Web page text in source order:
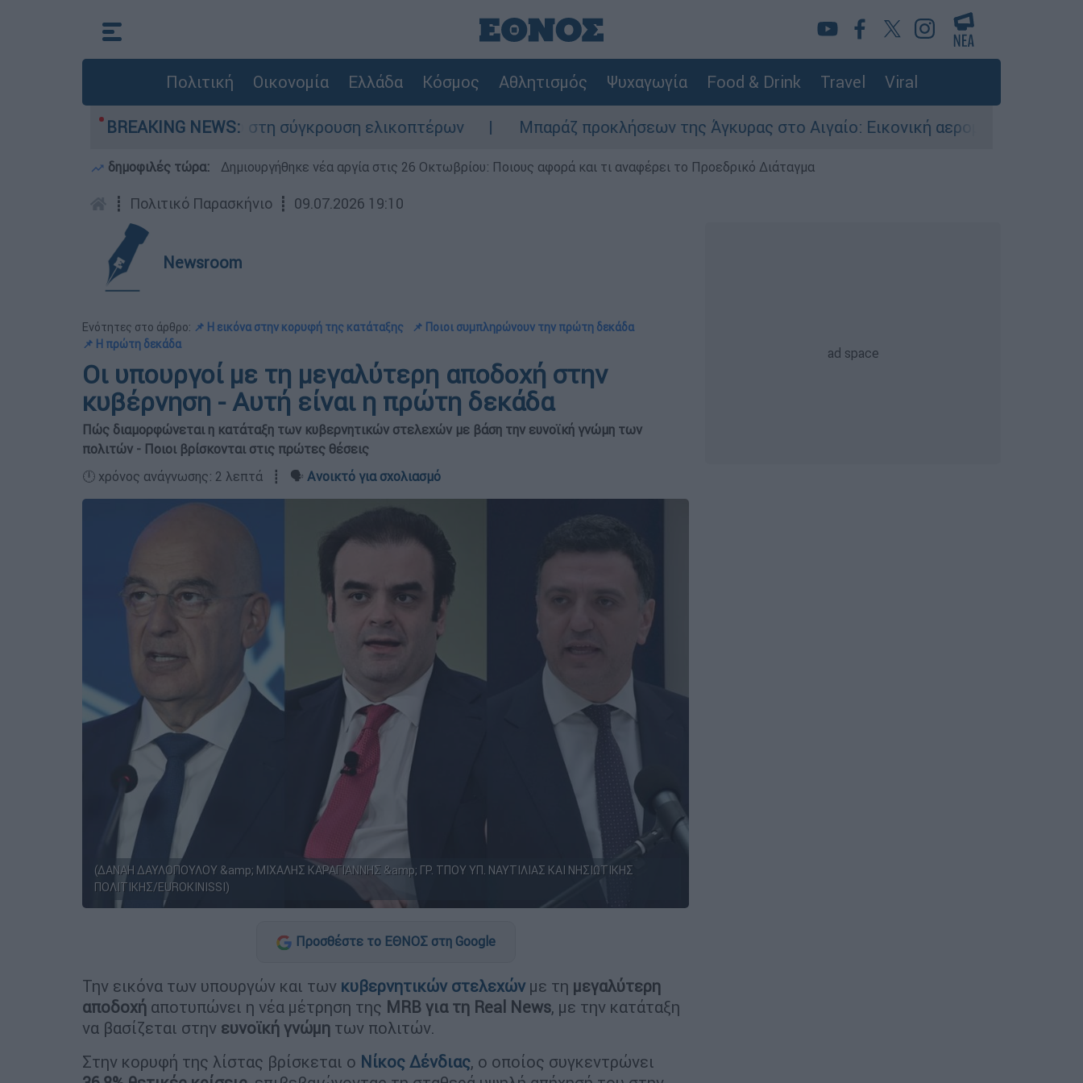
Πολιτική Οικονομία Ελλάδα Κόσμος Αθλητισμός Ψυχαγωγία Food & Drink Travel Viral
BREAKING NEWS:
έχασε τη ζωή του στη σύγκρουση ελικοπτέρων Μπαράζ προκλήσεων της Άγκυρας στο Αιγαίο: Εικονική αερομαχία ανάμεσα σε ελληνικά
δημοφιλές τώρα: Δημιουργήθηκε νέα αργία στις 26 Οκτωβρίου: Ποιους αφορά και τι αναφέρει το Προεδρικό Διάταγμα
┋ Πολιτικό Παρασκήνιο ┋ 09.07.2026 19:10
Newsroom
Ενότητες στο άρθρο: 📌 Η εικόνα στην κορυφή της κατάταξης
📌 Ποιοι συμπληρώνουν την πρώτη δεκάδα
📌 Η πρώτη δεκάδα
Οι υπουργοί με τη μεγαλύτερη αποδοχή στην
κυβέρνηση - Αυτή είναι η πρώτη δεκάδα
Πώς διαμορφώνεται η κατάταξη των κυβερνητικών στελεχών με βάση την ευνοϊκή γνώμη των
πολιτών - Ποιοι βρίσκονται στις πρώτες θέσεις
🕛 χρόνος ανάγνωσης: 2 λεπτά ┋ 🗣️ Ανοικτό για σχολιασμό
(ΔΑΝΑΗ ΔΑΥΛΟΠΟΥΛΟΥ &amp; ΜΙΧΑΛΗΣ ΚΑΡΑΓΙΑΝΝΗΣ &amp; ΓΡ. ΤΠΟΥ ΥΠ. ΝΑΥΤΙΛΙΑΣ ΚΑΙ ΝΗΣΙΩΤΙΚΗΣ
ΠΟΛΙΤΙΚΗΣ/EUROKINISSI)
Προσθέστε το ΕΘΝΟΣ στη Google
Την εικόνα των υπουργών και των κυβερνητικών στελεχώνμε τη μεγαλύτερη
αποδοχή αποτυπώνει η νέα μέτρηση της MRB για τη Real News, με την κατάταξη
να βασίζεται στην ευνοϊκή γνώμη των πολιτών.
Στην κορυφή της λίστας βρίσκεται ο Νίκος Δένδιας, ο οποίος συγκεντρώνει